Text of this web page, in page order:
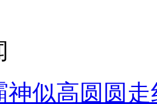
神似高圆圆走